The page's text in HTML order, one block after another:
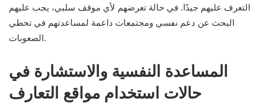
التعرف عليهم جيدًا. في حالة تعرضهم لأي موقف سلبي، يجب عليهم
البحث عن دعم نفسي ومجتمعات داعمة لمساعدتهم في تخطي
الصعوبات.
المساعدة النفسية والاستشارة في
حالات استخدام مواقع التعارف